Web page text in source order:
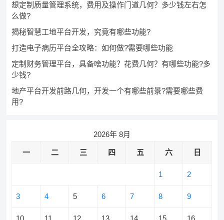
想定制质量管理系统，费用及操作门道几何？多少钱左右怎
么做?
揭秘智慧工地平台开发，究竟有哪些功能?
打造电子病历平台全攻略：如何做?需要哪些功能
定制财务管理平台，具备啥功能？花费几何？有哪些功能?多
少钱?
地产平台开发前路几何，开发一个有哪些前景?需要哪些费
用?
2026年 8月
一 二 三 四 五 六 日
1 2
3 4 5 6 7 8 9
10 11 12 13 14 15 16